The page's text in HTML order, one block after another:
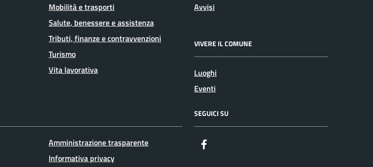
Mobilità e trasporti
Salute, benessere e assistenza
Tributi, finanze e contravvenzioni
Turismo
Vita lavorativa
Avvisi
VIVERE IL COMUNE
Luoghi
Eventi
Amministrazione trasparente
Informativa privacy
SEGUICI SU